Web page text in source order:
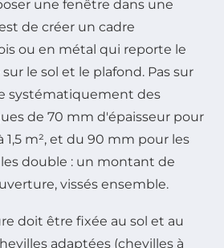
une fenêtre dans une
de créer un cadre
ou en métal qui reporte le
le sol et le plafond. Pas sur
systématiquement des
de 70 mm d'épaisseur pour
1,5 m², et du 90 mm pour les
double : un montant de
vissés ensemble.
doit être fixée au sol et au
adaptées (chevilles à